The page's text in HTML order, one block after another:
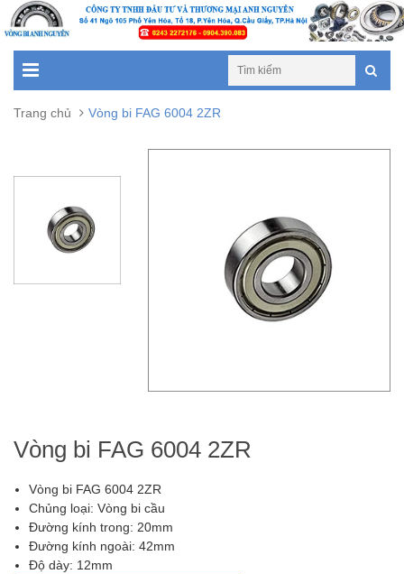
Trang chủ Vòng bi FAG 6004 2ZR
Vòng bi FAG 6004 2ZR
Vòng bi FAG 6004 2ZR
Chủng loại: Vòng bi cầu
Đường kính trong: 20mm
Đường kính ngoài: 42mm
Độ dày: 12mm